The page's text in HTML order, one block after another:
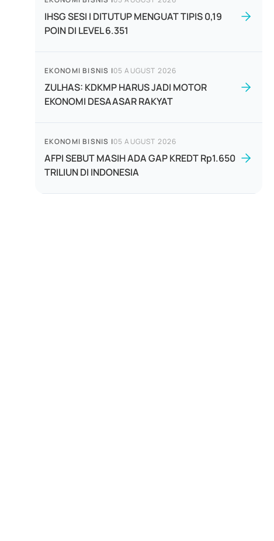
IHSG SESI I DITUTUP MENGUAT TIPIS 0,19
POIN DI LEVEL 6.351
EKONOMI BISNIS |05 AUGUST 2026
ZULHAS: KDKMP HARUS JADI MOTOR
EKONOMI DESAASAR RAKYAT
EKONOMI BISNIS |05 AUGUST 2026
AFPI SEBUT MASIH ADA GAP KREDT Rp1.650
TRILIUN DI INDONESIA